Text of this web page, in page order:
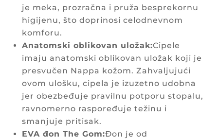
je meka, prozračna i pruža besprekornu
higijenu, što doprinosi celodnevnom
komforu.
Anatomski oblikovan uložak:Cipele
imaju anatomski oblikovan uložak koji je
presvučen Nappa kožom. Zahvaljujući
ovom ulošku, cipela je izuzetno udobna
jer obezbeđuje pravilnu potporu stopalu,
ravnomerno raspoređuje težinu i
smanjuje pritisak.
EVA đon The Gom:Đon je od